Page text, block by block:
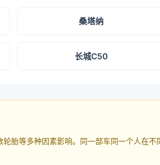
桑塔纳
长城C50
胎等多种因素影响。同一部车同一个人在